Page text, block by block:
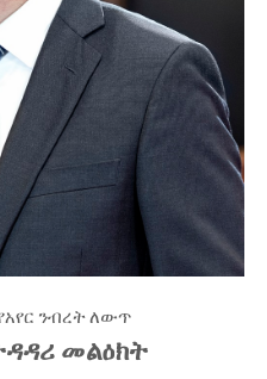
ንብረት ለውጥ
መልዕክት